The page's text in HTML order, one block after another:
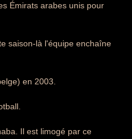
Émirats arabes unis pour
saison-là l'équipe enchaîne
en 2003.
Il est limogé par ce